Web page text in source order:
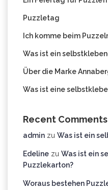
Puzzletag
Ich komme beim
Was ist ein
Über die Marke
Was ist eine
Recent Comments
admin zu Was ist ein
Edeline zu Was ist ein
Puzzlekarton?
Woraus bestehen